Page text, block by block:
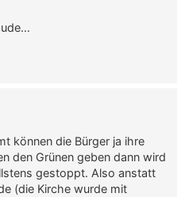
können die Bürger ja ihre
den Grünen geben dann wird
gestoppt. Also anstatt
(die Kirche wurde mit